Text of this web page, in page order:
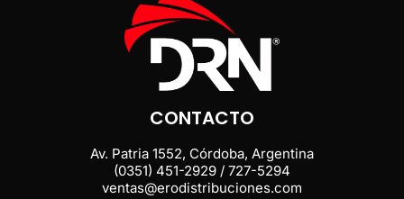
CONTACTO
Av. Patria 1552, Córdoba, Argentina
(0351) 451-2929 / 727-5294
ventas@erodistribuciones.com